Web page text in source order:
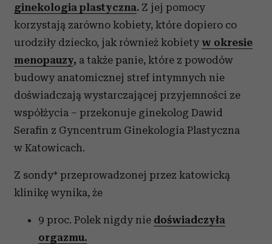
ginekologia plastyczna. Z jej pomocy
korzystają zarówno kobiety, które dopiero co
urodziły dziecko, jak również kobiety w okresie
menopauzy, a także panie, które z powodów
budowy anatomicznej stref intymnych nie
doświadczają wystarczającej przyjemności ze
współżycia – przekonuje ginekolog Dawid
Serafin z Gyncentrum Ginekologia Plastyczna
w Katowicach.
Z sondy* przeprowadzonej przez katowicką
klinikę wynika, że
9 proc. Polek nigdy nie doświadczyła
orgazmu.